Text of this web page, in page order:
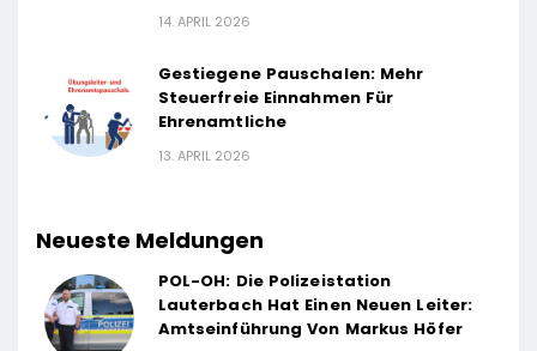
14. APRIL 2026
Gestiegene Pauschalen: Mehr
Steuerfreie Einnahmen Für
Ehrenamtliche
13. APRIL 2026
Neueste Meldungen
POL-OH: Die Polizeistation
Lauterbach Hat Einen Neuen Leiter:
Amtseinführung Von Markus Höfer